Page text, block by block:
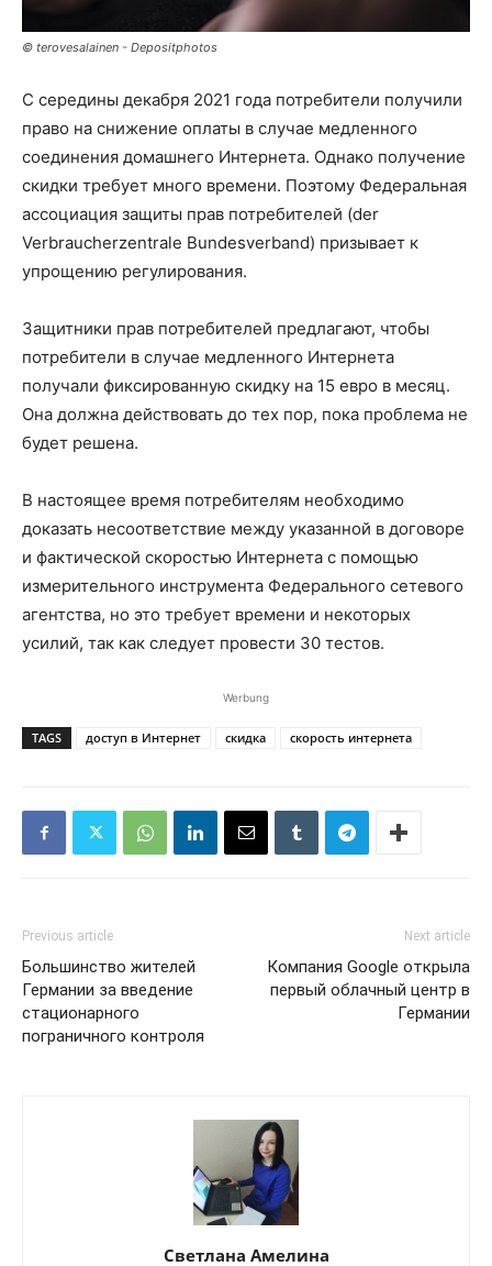
© terovesalainen - Depositphotos
С середины декабря 2021 года потребители получили
право на снижение оплаты в случае медленного
соединения домашнего Интернета. Однако получение
скидки требует много времени. Поэтому Федеральная
ассоциация защиты прав потребителей (der
Verbraucherzentrale Bundesverband) призывает к
упрощению регулирования.
Защитники прав потребителей предлагают, чтобы
потребители в случае медленного Интернета
получали фиксированную скидку на 15 евро в месяц.
Она должна действовать до тех пор, пока проблема не
будет решена.
В настоящее время потребителям необходимо
доказать несоответствие между указанной в договоре
и фактической скоростью Интернета с помощью
измерительного инструмента Федерального сетевого
агентства, но это требует времени и некоторых
усилий, так как следует провести 30 тестов.
Werbung
TAGS доступ в Интернет скидка скорость интернета
Previous article
Большинство жителей
Германии за введение
стационарного
пограничного контроля
Next article
Компания Google открыла
первый облачный центр в
Германии
Светлана Амелина